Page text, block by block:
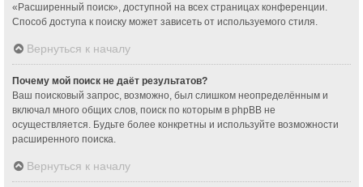
«Расширенный поиск», доступной на всех страницах конференции.
Способ доступа к поиску может зависеть от используемого стиля.
Вернуться к началу
Почему мой поиск не даёт результатов?
Ваш поисковый запрос, возможно, был слишком неопределённым и
включал много общих слов, поиск по которым в phpBB не
осуществляется. Будьте более конкретны и используйте возможности
расширенного поиска.
Вернуться к началу